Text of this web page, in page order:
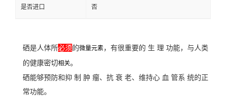
是否进口 否
硒是人体所必须的微量元素，有很重要的 生 理 功能，与人类
的健康密切相关。
硒能够预防和抑 制 肿 瘤、抗 衰 老、维持心 血 管系 统的正
常功能。